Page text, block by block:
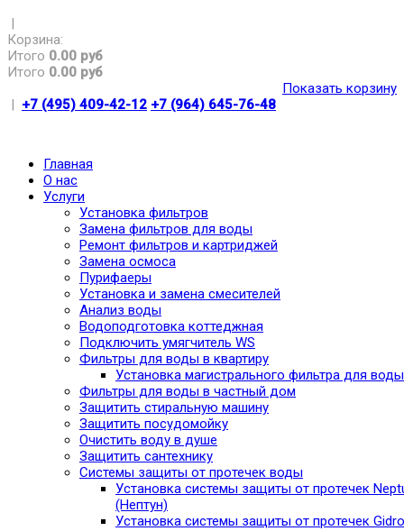
|
Корзина:
Итого 0.00 руб
Итого 0.00 руб
Показать корзину
| +7 (495) 409-42-12 +7 (964) 645-76-48
Главная
О нас
Услуги
Установка фильтров
Замена фильтров для воды
Ремонт фильтров и картриджей
Замена осмоса
Пурифаеры
Установка и замена смесителей
Анализ воды
Водоподготовка коттеджная
Подключить умягчитель WS
Фильтры для воды в квартиру
Установка магистрального фильтра для воды
Фильтры для воды в частный дом
Защитить стиральную машину
Защитить посудомойку
Очистить воду в душе
Защитить сантехнику
Системы защиты от протечек воды
Установка системы защиты от протечек
(Нептун)
Установка системы защиты от протечек